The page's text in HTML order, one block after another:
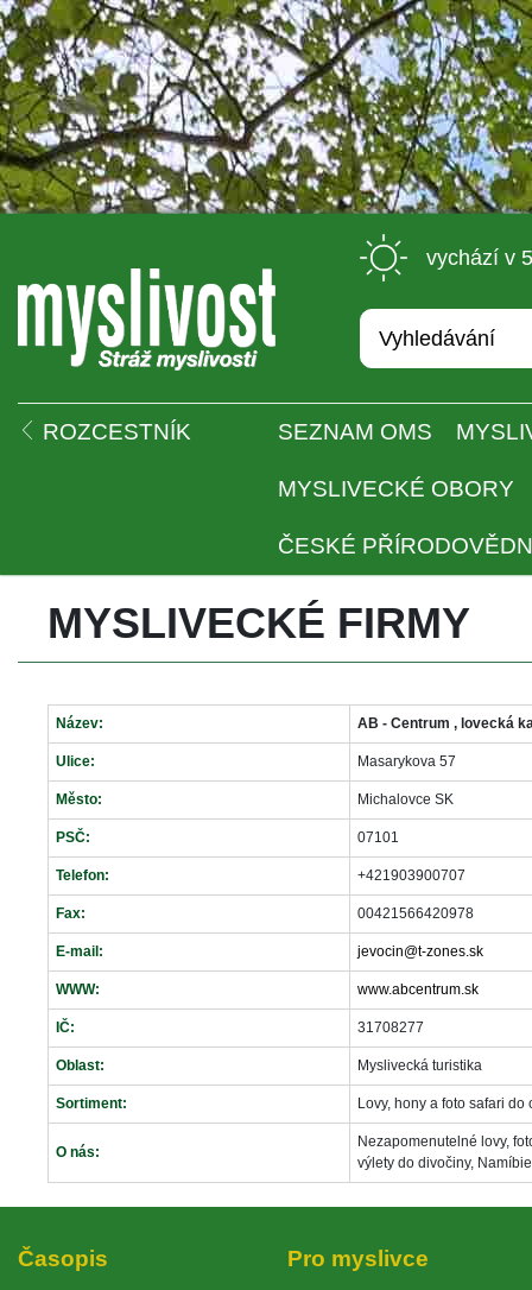
vychází v
ROZCESTNÍK SEZNAM OMS
MYSLIVECKÉ OBORY
ČESKÉ
MYSLIVECKÉ FIRMY
Název: AB - Centrum , lovecká
Ulice: Masarykova 57
Město: Michalovce SK
PSČ: 07101
Telefon: +421903900707
Fax: 00421566420978
E-mail: jevocin@t-zones.sk
WWW: www.abcentrum.sk
IČ: 31708277
Oblast: Myslivecká turistika
Sortiment: Lovy, hony a foto safari do
O nás:
Nezapomenutelné lovy,
výlety do divočiny,
Časopi Pro myslivce